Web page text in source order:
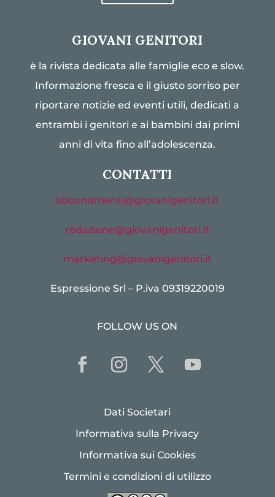
GIOVANI GENITORI
è la rivista dedicata alle famiglie eco e slow.
Informazione fresca e il giusto sorriso per
riportare notizie ed eventi utili, dedicati a
entrambi i genitori e ai bambini dai primi
anni di vita fino all’adolescenza.
CONTATTI
abbonamenti@giovanigenitori.it
redazione@giovanigenitori.it
marketing@giovanigenitori.it
Espressione Srl – P.iva 09319220019
FOLLOW US ON
Dati Societari
Informativa sulla Privacy
Informativa sui Cookies
Termini e condizioni di utilizzo